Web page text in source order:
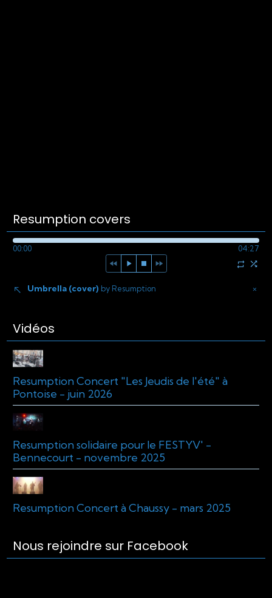
Resumption covers
00:00 04:27
×
Umbrella (cover) by Resumption
Vidéos
Resumption Concert "Les Jeudis de l'été" à
Pontoise - juin 2026
Resumption solidaire pour le FESTYV' -
Bennecourt - novembre 2025
Resumption Concert à Chaussy - mars 2025
Nous rejoindre sur Facebook